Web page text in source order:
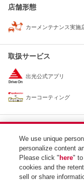
店舗形態
カーメンテナンス実施
取扱サービス
出光公式アプリ
カーコーティング
最寄りのSS
apollostation
カーライフサポー
売（株）中国カン
apollostation
パートナー出雲医
We use unique
personalize content
Please click " here"
cookies and the
sell or share